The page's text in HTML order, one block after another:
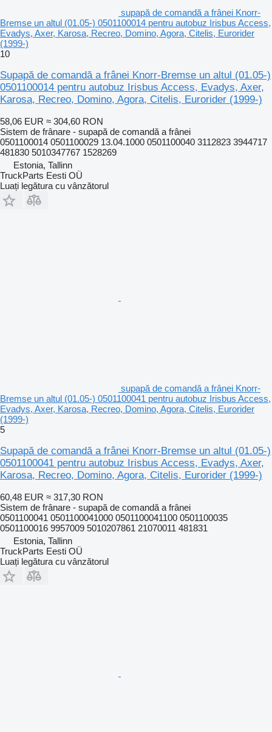
supapă de comandă a frânei Knorr-
Bremse un altul (01.05-) 0501100014 pentru autobuz Irisbus Access,
Evadys, Axer, Karosa, Recreo, Domino, Agora, Citelis, Eurorider
(1999-)
10
Supapă de comandă a frânei Knorr-Bremse un altul (01.05-)
0501100014 pentru autobuz Irisbus Access, Evadys, Axer,
Karosa, Recreo, Domino, Agora, Citelis, Eurorider (1999-)
58,06 EUR ≈ 304,60 RON
Sistem de frânare - supapă de comandă a frânei
0501100014 0501100029 13.04.1000 0501100040 3112823 3944717
481830 5010347767 1528269
Estonia, Tallinn
TruckParts Eesti OÜ
Luați legătura cu vânzătorul
supapă de comandă a frânei Knorr-
Bremse un altul (01.05-) 0501100041 pentru autobuz Irisbus Access,
Evadys, Axer, Karosa, Recreo, Domino, Agora, Citelis, Eurorider
(1999-)
5
Supapă de comandă a frânei Knorr-Bremse un altul (01.05-)
0501100041 pentru autobuz Irisbus Access, Evadys, Axer,
Karosa, Recreo, Domino, Agora, Citelis, Eurorider (1999-)
60,48 EUR ≈ 317,30 RON
Sistem de frânare - supapă de comandă a frânei
0501100041 0501100041000 0501100041100 0501100035
0501100016 9957009 5010207861 21070011 481831
Estonia, Tallinn
TruckParts Eesti OÜ
Luați legătura cu vânzătorul